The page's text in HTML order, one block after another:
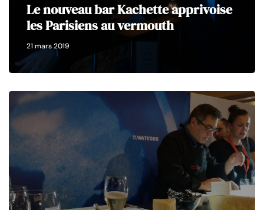
Le nouveau bar Kachette apprivoise
les Parisiens au vermouth
21 mars 2019